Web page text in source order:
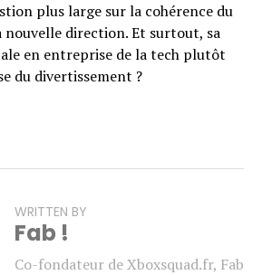
plus large sur la cohérence du
nouvelle direction. Et surtout, sa
en entreprise de la tech plutôt
du divertissement ?
WRITTEN BY
Fab !
Co-fondateur de Xboxsquad.fr, Fab